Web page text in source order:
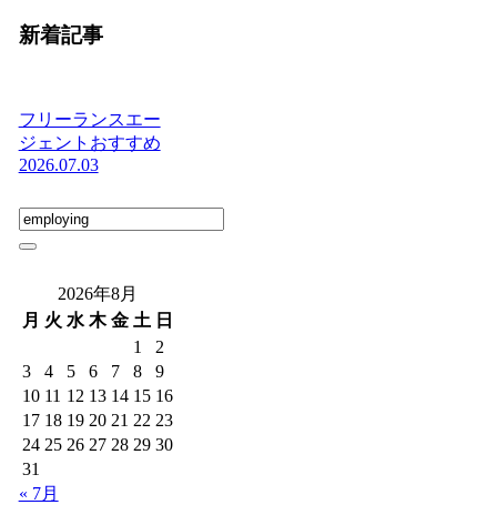
新着記事
フリーランスエー
ジェントおすすめ
2026.07.03
2026年8月
月 火 水 木 金 土 日
1
2
3
4 5 6 7 8
9
10 11 12 13 14 15 16
17 18 19 20 21 22 23
24 25 26 27 28 29 30
31
« 7月